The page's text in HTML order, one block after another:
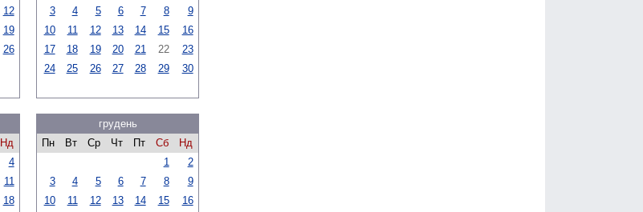
12
19
26
3
4 5 6 7 8
9
10
11 12 13 14 15
16
17
18 19 20 21 22
23
24
25 26 27 28 29 30
Нд
4
11
18
грудень
Пн
Вт Ср Чт Пт Сб
Нд
1
2
3
4 5 6 7 8
9
10
11 12 13 14 15
16